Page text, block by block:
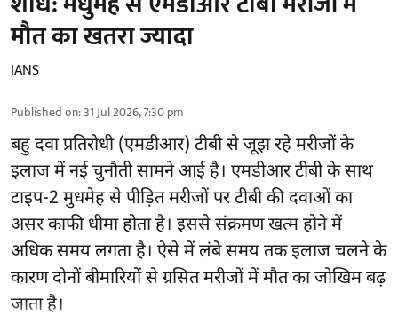
मौत का खतरा ज्यादा
IANS
Published on:31 Jul 2026, 7:30 pm
बहु दवा प्रतिरोधी (एमडीआर) टीबी से जूझ रहे मरीजों के
इलाज में नई चुनौती सामने आई है। एमडीआर टीबी के साथ
टाइप-2 मुधमेह से पीड़ित मरीजों पर टीबी की दवाओं का
असर काफी धीमा होता है। इससे संक्रमण खत्म होने में
अधिक समय लगता है। ऐसे में लंबे समय तक इलाज चलने के
कारण दोनों बीमारियों से ग्रसित मरीजों में मौत का जोखिम बढ़
जाता है।